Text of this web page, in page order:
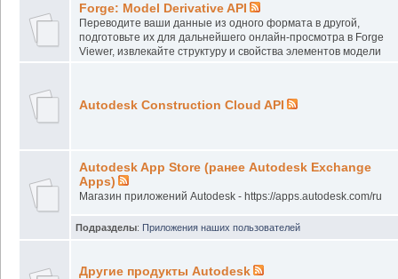
Forge: Model Derivative API
Переводите ваши данные из одного формата в другой,
подготовьте их для дальнейшего онлайн-просмотра в Forge
Viewer, извлекайте структуру и свойства элементов модели
Autodesk Construction Cloud API
Autodesk App Store (ранее Autodesk Exchange
Apps)
Магазин приложений Autodesk - https://apps.autodesk.com/ru
Подразделы: Приложения наших пользователей
Другие продукты Autodesk